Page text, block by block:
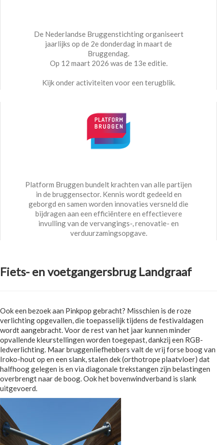
De Nederlandse Bruggenstichting organiseert
jaarlijks op de 2e donderdag in maart de
Bruggendag.
Op 12 maart 2026 was de 13e editie.
Kijk onder activiteiten voor een terugblik.
Platform Bruggen bundelt krachten van alle partijen
in de bruggensector. Kennis wordt gedeeld en
geborgd en samen worden innovaties versneld die
bijdragen aan een efficiëntere en effectievere
invulling van de vervangings-, renovatie- en
verduurzamingsopgave.
Fiets- en voetgangersbrug Landgraaf
Ook een bezoek aan Pinkpop gebracht? Misschien is de roze
verlichting opgevallen, die toepasselijk tijdens de festivaldagen
wordt aangebracht. Voor de rest van het jaar kunnen minder
opvallende kleurstellingen worden toegepast, dankzij een RGB-
ledverlichting. Maar bruggenliefhebbers valt de vrij forse boog van
Iroko-hout op en een slank, stalen dek (orthotrope plaatvloer) dat
halfhoog gelegen is en via diagonale trekstangen zijn belastingen
overbrengt naar de boog. Ook het bovenwindverband is slank
uitgevoerd.